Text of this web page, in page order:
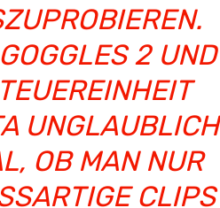
Z
2 UND D
L
E
OB MAN NUR Z
CLIPS FÜR